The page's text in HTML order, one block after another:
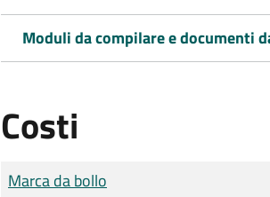
Moduli da compilare e documenti
Costi
Tipo di pagamento
Importo
Marca da bollo